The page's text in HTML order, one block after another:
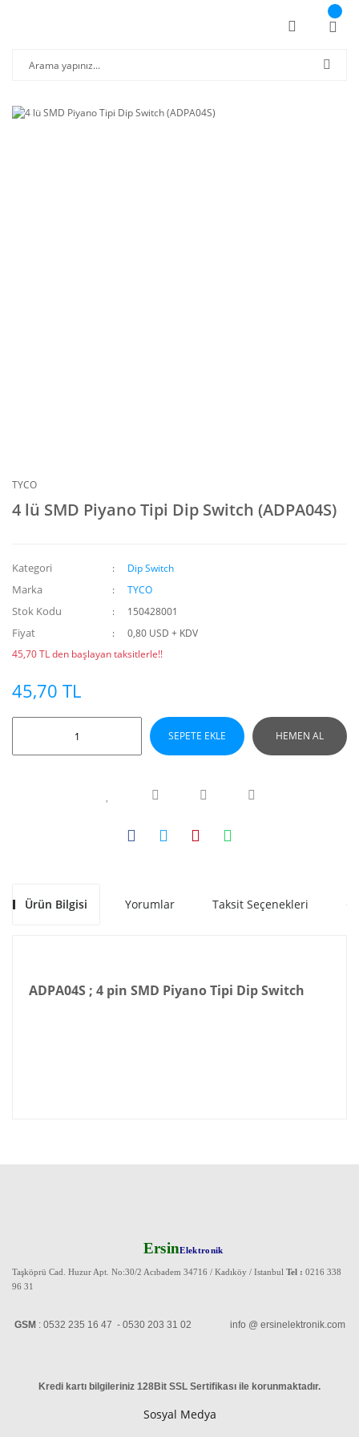
TYCO
4 lü SMD Piyano Tipi Dip Switch (ADPA04S)
Kategori Dip Switch
Marka TYCO
Stok Kodu 150428001
Fiyat
0,80 USD + KDV
45,70 TL den başlayan taksitlerle!!
45,70 TL
SEPETE EKLE HEMEN AL
Ürün Bilgisi Yorumlar Taksit Seçenekleri
ADPA04S ; 4 pin SMD Piyano Tipi Dip Switch
ErsinElektronik
Taşköprü Cad. Huzur Apt. No:30/2 Acıbadem 34716 / Kadıköy / Istanbul Tel : 0216 338
96 31
GSM : 0532 235 16 47 - 0530 203 31 02 info @ ersinelektronik.com
Kredi kartı bilgileriniz 128Bit SSL Sertifikası ile korunmaktadır.
Sosyal Medya